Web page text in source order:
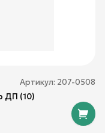
Артикул: 207-0508
ДП (10)